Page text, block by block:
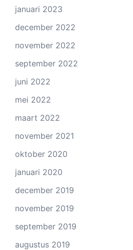
januari 2023
december 2022
november 2022
september 2022
juni 2022
mei 2022
maart 2022
november 2021
oktober 2020
januari 2020
december 2019
november 2019
september 2019
augustus 2019